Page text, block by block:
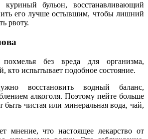
бульон, восстанавливающий
его лучше остывшим, чтобы лишний
рвоту.
без вреда для организма,
кто испытывает подобное состояние.
восстановить водный баланс,
алкоголя. Поэтому пейте больше
чистая или минеральная вода, чай,
мнение, что настоящее лекарство от